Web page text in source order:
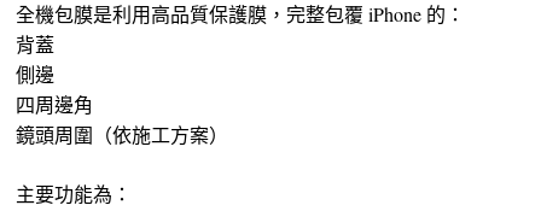
全機包膜是利用高品質保護膜，完整包覆 iPhone 的：
背蓋
側邊
四周邊角
鏡頭周圍（依施工方案）
主要功能為：